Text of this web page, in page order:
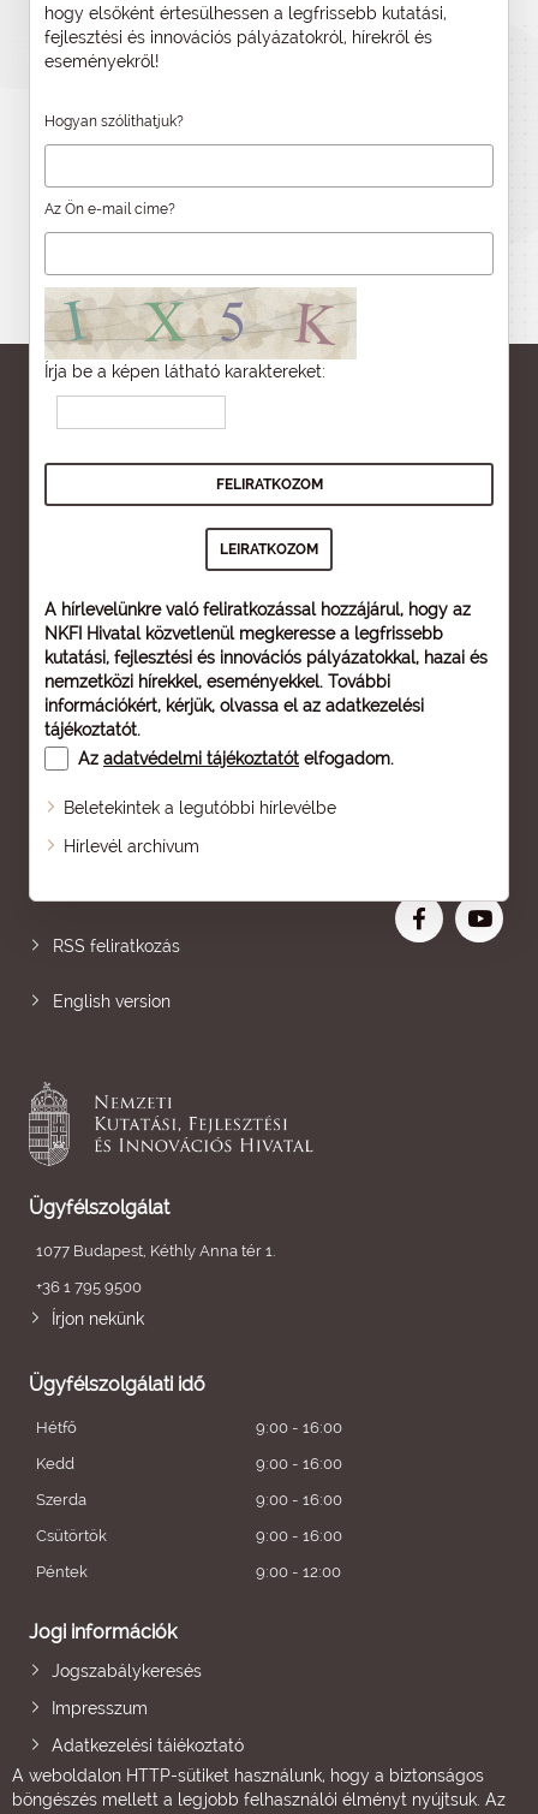
hogy elsőként értesülhessen a legfrissebb kutatási,
fejlesztési és innovációs pályázatokról, hírekről és
eseményekről!
Hogyan szólíthatjuk?
Az Ön e-mail címe?
Írja be a képen látható karaktereket:
A hírlevelünkre való feliratkozással hozzájárul, hogy az
NKFI Hivatal közvetlenül megkeresse a legfrissebb
kutatási, fejlesztési és innovációs pályázatokkal, hazai és
nemzetközi hírekkel, eseményekkel. További
információkért, kérjük, olvassa el az adatkezelési
tájékoztatót.
Az adatvédelmi tájékoztatót elfogadom.
Beletekintek a legutóbbi hírlevélbe
Hírlevél archívum
Oldaltérkép
RSS feliratkozás
English version
Ügyfélszolgálat
1077 Budapest, Kéthly Anna tér 1.
+36 1 795 9500
Írjon nekünk
Ügyfélszolgálati idő
Hétfő
9:00 - 16:00
Kedd
9:00 - 16:00
Szerda
9:00 - 16:00
Csütörtök
9:00 - 16:00
Péntek
9:00 - 12:00
Jogi információk
Jogszabálykeresés
Impresszum
Adatkezelési tájékoztató
A weboldalon HTTP-sütiket használunk, hogy a biztonságos
böngészés mellett a legjobb felhasználói élményt nyújtsuk. Az